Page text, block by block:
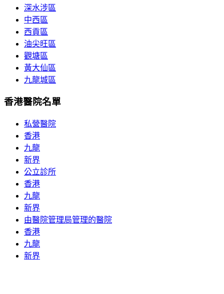
深水涉區
中西區
西貢區
油尖旺區
觀塘區
黃大仙區
九龍城區
香港醫院名單
私營醫院
香港
九龍
新界
公立診所
香港
九龍
新界
由醫院管理局管理的醫院
香港
九龍
新界